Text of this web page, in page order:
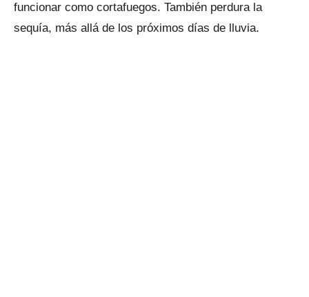
funcionar como cortafuegos. También perdura la
sequía, más allá de los próximos días de lluvia.